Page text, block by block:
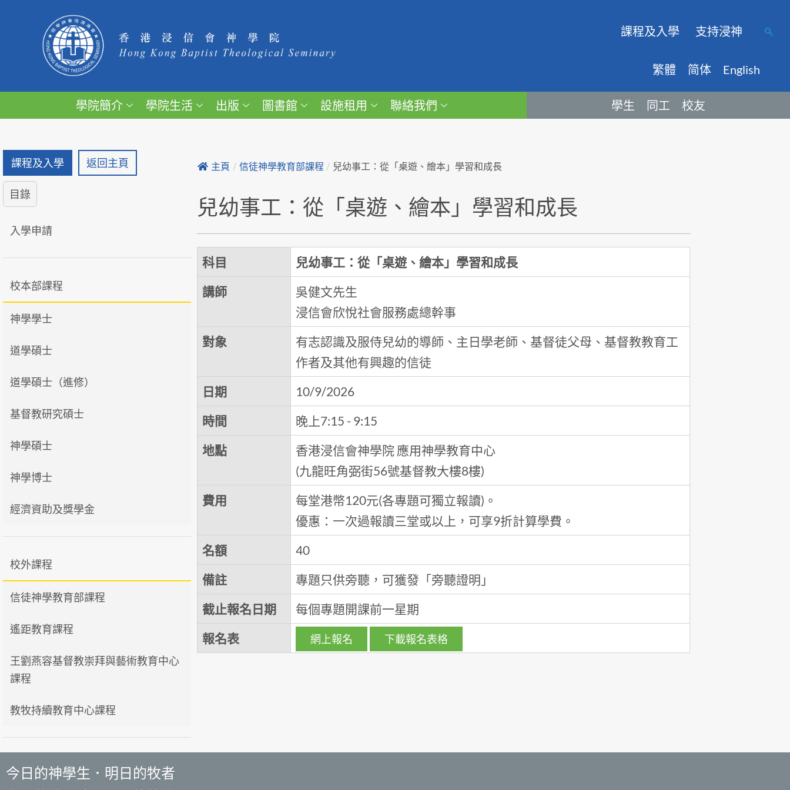
課程及入學 支持浸神
繁體 简体 English
學院簡介 學院生活 出版 圖書館 設施租用 聯絡我們 學生 同工 校友
課程及入學 返回主頁
目錄
入學申請
校本部課程
神學學士
道學碩士
道學碩士（進修）
基督教研究碩士
神學碩士
神學博士
經濟資助及獎學金
校外課程
信徒神學教育部課程
遙距教育課程
王劉燕容基督教崇拜與藝術教育中心
課程
教牧持續教育中心課程
主頁 / 信徒神學教育部課程 / 兒幼事工：從「桌遊、繪本」學習和成長
兒幼事工：從「桌遊、繪本」學習和成長
科目
兒幼事工：從「桌遊、繪本」學習和成長
講師
吳健文先生
浸信會欣悅社會服務處總幹事
對象
有志認識及服侍兒幼的導師、主日學老師、基督徒父母、基督教教育工
作者及其他有興趣的信徒
日期
10/9/2026
時間
晚上7:15 - 9:15
地點
香港浸信會神學院 應用神學教育中心
(九龍旺角弼街56號基督教大樓8樓)
費用
每堂港幣120元(各專題可獨立報讀)。
優惠：一次過報讀三堂或以上，可享9折計算學費。
名額
40
備註
專題只供旁聽，可獲發「旁聽證明」
截止報名日期
每個專題開課前一星期
報名表
網上報名 下載報名表格
今日的神學生．明日的牧者